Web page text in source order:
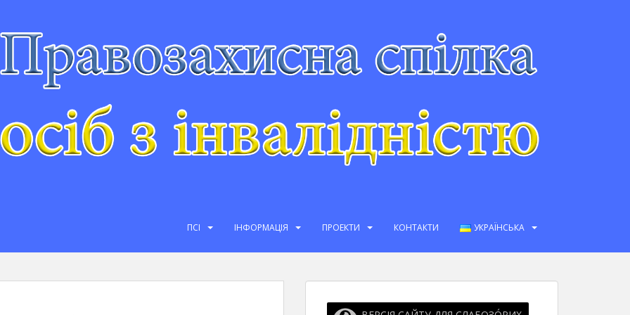
ПСІ ІНФОРМАЦІЯ ПРОЕКТИ КОНТАКТИ УКРАЇНСЬКА